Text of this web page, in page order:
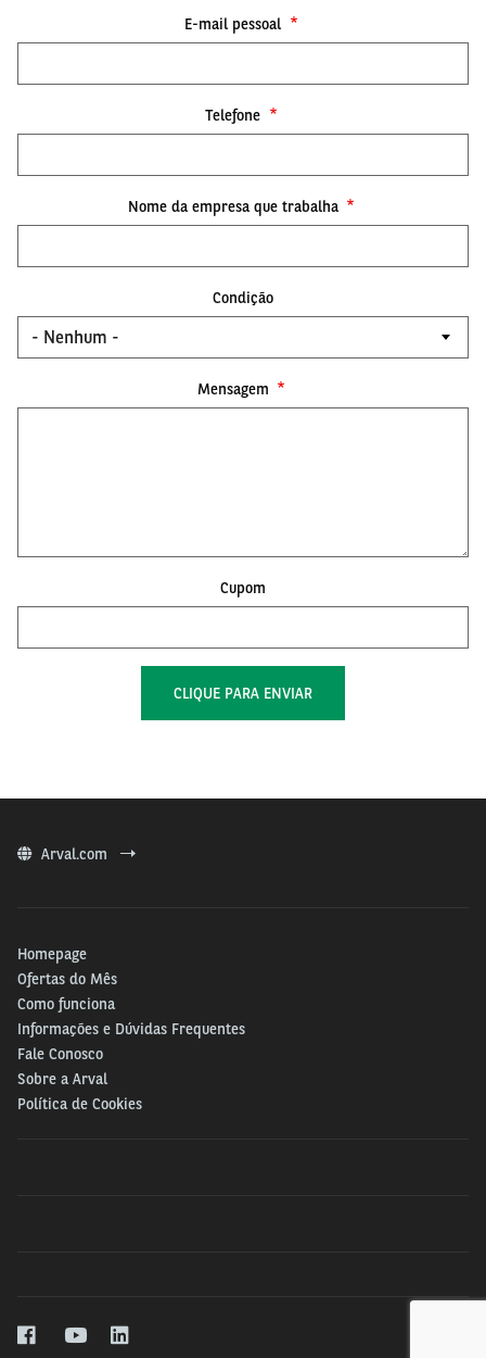
E-mail pessoal
Telefone
Nome da empresa que trabalha
Condição
Mensagem
Cupom
Arval.com
Homepage
Ofertas do Mês
Como funciona
Informações e Dúvidas Frequentes
Fale Conosco
Sobre a Arval
Política de Cookies